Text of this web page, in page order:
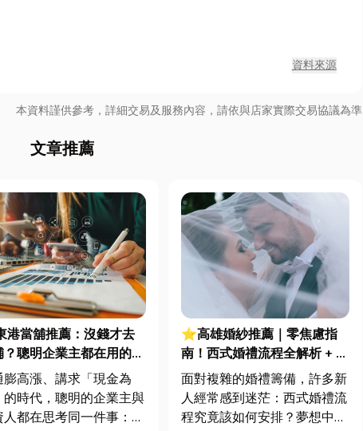
資料來源
本資料謹供參考，詳細交易及服務內容，請依與店家實際交易協議為準
文章推薦
港當舖推薦：沒錢才去
？聰明企業主都在用的
形隨身銀行」，這樣玩轉
槓桿！
膨高漲、講求「現金為
的時代，聰明的企業主與
人都在思考同一件事：如
⭐高雄婚紗推薦｜零焦慮指
南！西式婚禮流程全解析 + 挑
選禮服技巧大公開
面對複雜的婚禮籌備，許多新
人經常感到迷茫：西式婚禮流
程究竟該如何安排？夢想中的